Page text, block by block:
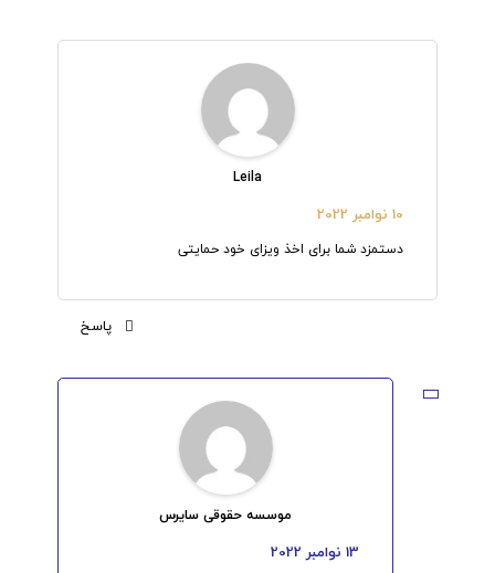
Leila
10 نوامبر 2022
دستمزد شما برای اخذ ویزای خود حمایتی
پاسخ
موسسه حقوقی سایرس
13 نوامبر 2022